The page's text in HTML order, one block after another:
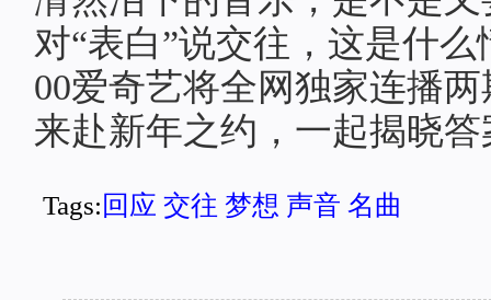
对“表白”说交往，这是什
00爱奇艺将全网独家连播
来赴新年之约，一起揭晓答
Tags: 回应 交往 梦想 声音 名曲